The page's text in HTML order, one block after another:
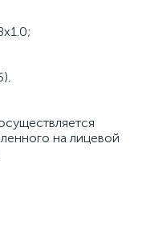
на лицевой